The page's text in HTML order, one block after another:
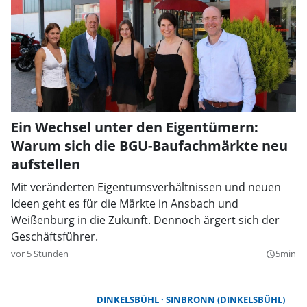
Ein Wechsel unter den Eigentümern:
Warum sich die BGU-Baufachmärkte neu
aufstellen
Mit veränderten Eigentumsverhältnissen und neuen
Ideen geht es für die Märkte in Ansbach und
Weißenburg in die Zukunft. Dennoch ärgert sich der
Geschäftsführer.
vor 5 Stunden query_builder5min
DINKELSBÜHL SINBRONN (DINKELSBÜHL)